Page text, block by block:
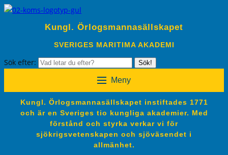
Kungl. Örlogsmannasällskapet
SVERIGES MARITIMA AKADEMI
Sök efter: Sök!
Meny
Kungl. Örlogsmannasällskapet instiftades 1771
och är en Sveriges tio kungliga akademier. Med
förstånd och styrka verkar vi för
sjökrigsvetenskapen och sjöväsendet i
allmänhet.